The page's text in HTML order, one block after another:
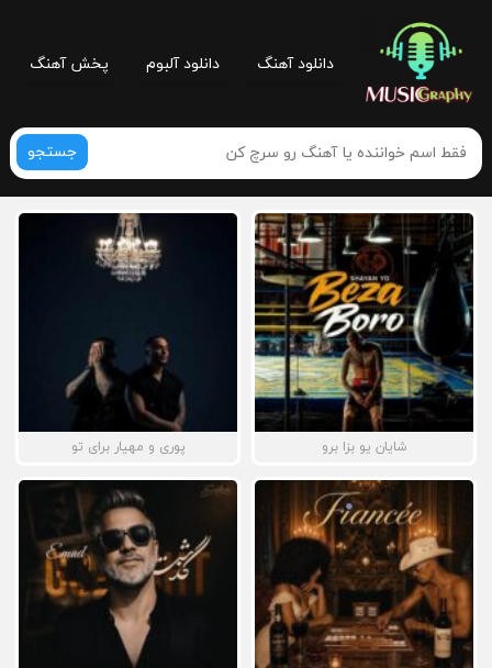
دانلود آهنگ دانلود آلبوم پخش آهنگ
جستجو
شایان یو بزا برو پوری و مهیار برای تو